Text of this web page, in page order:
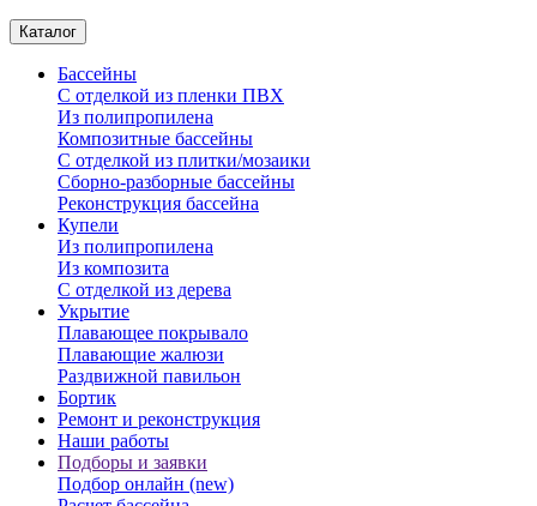
Каталог
Бассейны
С отделкой из пленки ПВХ
Из полипропилена
Композитные бассейны
С отделкой из плитки/мозаики
Сборно-разборные бассейны
Реконструкция бассейна
Купели
Из полипропилена
Из композита
С отделкой из дерева
Укрытие
Плавающее покрывало
Плавающие жалюзи
Раздвижной павильон
Бортик
Ремонт и реконструкция
Наши работы
Подборы и заявки
Подбор онлайн (new)